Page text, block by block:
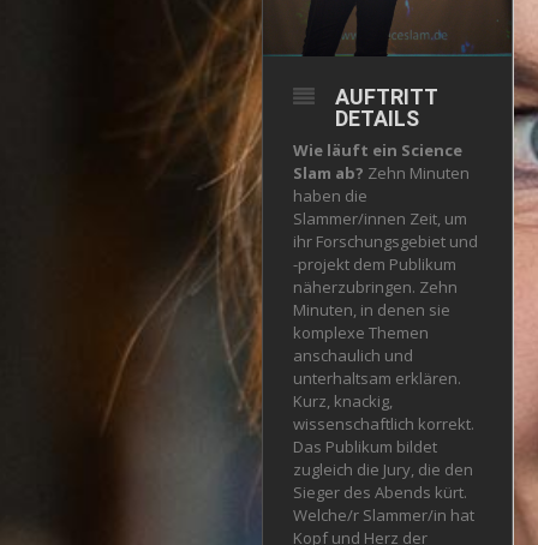
AUFTRITT
DETAILS
Wie läuft ein Science
Slam ab? Zehn Minuten
haben die
Slammer/innen Zeit, um
ihr Forschungsgebiet und
-projekt dem Publikum
näherzubringen. Zehn
Minuten, in denen sie
komplexe Themen
anschaulich und
unterhaltsam erklären.
Kurz, knackig,
wissenschaftlich korrekt.
Das Publikum bildet
zugleich die Jury, die den
Sieger des Abends kürt.
Welche/r Slammer/in hat
Kopf und Herz der